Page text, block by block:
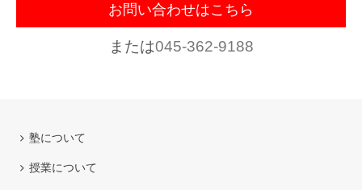
お問い合わせはこちら
または045-362-9188
塾について
授業について